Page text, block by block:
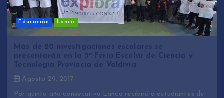
Educación Lanco
Más de 20 investigaciones escolares se
presentarán en la 5ª Feria Escolar de Ciencia y
Tecnología Provincia de Valdivia
Agosto 29, 2017
Por quinto año consecutivo Lanco recibirá a estudiantes de